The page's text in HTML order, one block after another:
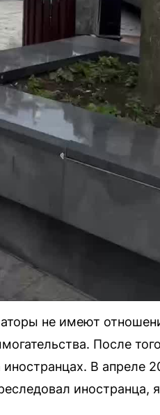
не имеют
После
В апреле
иностранца,